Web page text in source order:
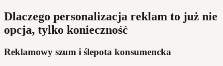
Dlaczego personalizacja reklam to już nie
opcja, tylko konieczność
Reklamowy szum i ślepota konsumencka